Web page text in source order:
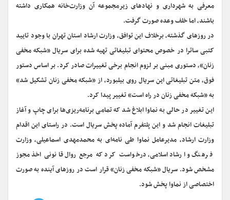
معرفی به شهرداری و نهاد‌های زیرمجموعه آن وزارت‌خانه همکاری داشته
باشند،‌ اما خلف وعده صورت گرفت.
در روزهای گذشته، برخلاف این توافق، وزارت ارشاد استان تهران با وجود تایید
کتبی ساترا در خصوص محتوای تبلیغاتی تهیه شده برای سریال «شبکه مخفی
زنان»، دستوری مبنی بر لزوم انجام برخی تغییرات صادر کرد. بر اساس دستور
فوق، متن تبلیغاتی این سریال روی بیلبورد، از «شبکه مخفی زنان تشکیل شد»
به «شبکه مخفی زنان در راه است» تغییر پیدا کرد.
این تغییر در حالی به نماوا ابلاغ شد که تمامی برنامه‌ریزی‌ها برای چاپ و آغاز
تبلیغات انجام شد و این پلتفرم آماده پخش سریال است. در راستای این اقدام
وزارت ارشاد، مدیرعامل نماوا طی نامه‌ای به محمدمهدی اسماعیلی، وزارت
فرهنگ و ارشاد اسلامی، درخواست کرد که مرجع روال قانونی اخذ مجوز
مشخص شود. سریال «شبکه مخفی زنان» قرار است در روزهای آینده به صورت
اختصاصی از نماوا پخش شود.